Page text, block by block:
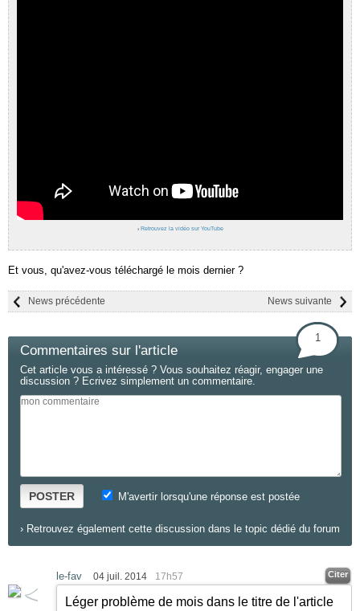
› Retrouvez la vidéo sur YouTube
Et vous, qu'avez-vous téléchargé le mois dernier ?
News suivante
News précédente
Commentaires sur l'article
1
Cet article vous a intéressé ? Vous souhaitez réagir, engager une
discussion ? Ecrivez simplement un commentaire.
POSTER M'avertir lorsqu'une réponse est postée
› Retrouvez également cette discussion dans le topic dédié du forum
le-fav 04 juil. 2014 17h57 Citer
Léger problème de mois dans le titre de l'article